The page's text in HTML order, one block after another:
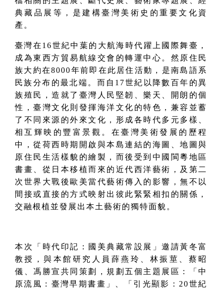
典藏品展 等，是建構臺灣美術史的重要文化資
產。
臺灣在16世紀中葉的 大航海時代 躍上國際舞臺，
成為東西方貿易航線交會的轉運中心。然原住民
族大約在8000年前即在此居住活動，是南島語系
民族分布的最北端。而自17世紀以降數百年的異
族殖民，造就了臺灣人民堅韌、樂天、開朗的個
性，臺灣文化則發揮海洋文化的特色，兼容並蓄
了不同來源的外來文化，形成各時代多元多樣、
相互輝映的豐富景觀。在臺灣美術發展的歷程
中，從荷西時期開啟與本島連結的海圖、地圖與
原住民生活樣貌的繪製，而後 受到中國閩粵地區
書畫、從日本移植而來的近代西洋藝術，及第二
次世界大戰後歐美當代藝術傳入的影響，無不以
間接或直接的方式映射出彼此緊緊相扣的關係，
交融根植並發展出本土藝術的獨特面貌。
本次「時代印記：國美典藏常設展」 邀請黃冬富
教授，與本館研究人員薛燕玲、林振莖、蔡昭
儀、馮勝宣共同策劃，規劃五個主題展區：「 中
原流風：臺灣早期書畫 」、「 引光顯影：20世紀